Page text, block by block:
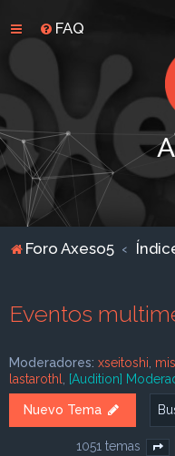
FAQ
Foro Axeso5
Eventos
Moderadores: xseitoshi
lastarothl
[Audition]
Nuevo Tema
1051 temas